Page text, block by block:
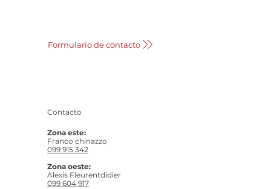
Formulario de contacto
Contacto
Zona este:
Franco chinazzo
099 915 342
Zona oeste:
Alexis Fleurentdidier
099 604 917